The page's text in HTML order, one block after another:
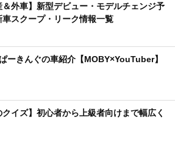
＆外車】新型デビュー・モデルチェンジ予
車スクープ・リーク情報一覧
ーきんぐの車紹介【MOBY×YouTuber】
クイズ】初心者から上級者向けまで幅広く